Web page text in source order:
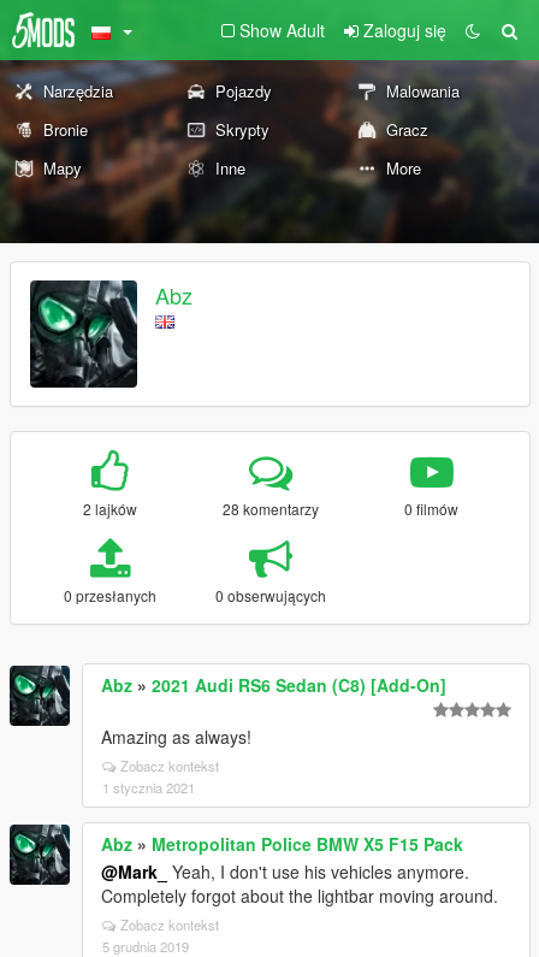
Show Adult Zaloguj się
Narzędzia Pojazdy
Malowania
Bronie
Skrypty
Gracz
Mapy
Inne More
Abz
2 lajków 28 komentarzy 0 filmów
0 przesłanych 0 obserwujących
Abz » 2021 Audi RS6 Sedan (C8) [Add-On]
Amazing as always!
Zobacz kontekst
1 stycznia 2021
Abz » Metropolitan Police BMW X5 F15 Pack
@Mark_ Yeah, I don't use his vehicles anymore.
Completely forgot about the lightbar moving around.
Zobacz kontekst
5 grudnia 2019